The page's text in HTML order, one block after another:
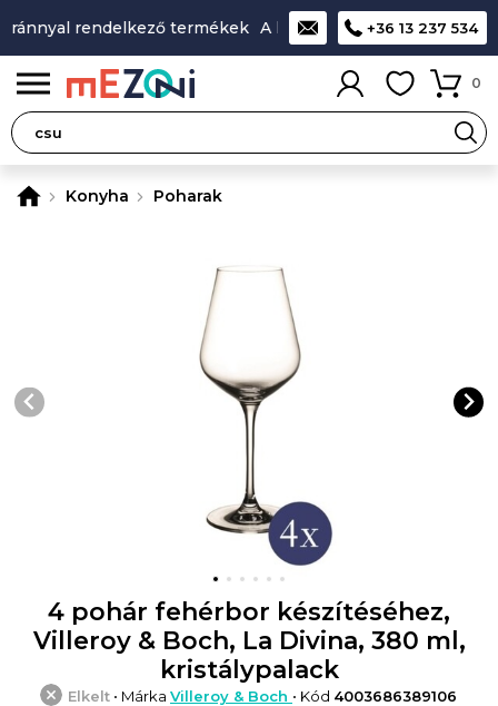
rendelkező termékek A legjobb design-minőség-ár
+36 13 237 534
0
Konyha Poharak
4 pohár fehérbor készítéséhez,
Villeroy & Boch, La Divina, 380 ml,
kristálypalack
Elkelt • Márka Villeroy & Boch • Kód 4003686389106